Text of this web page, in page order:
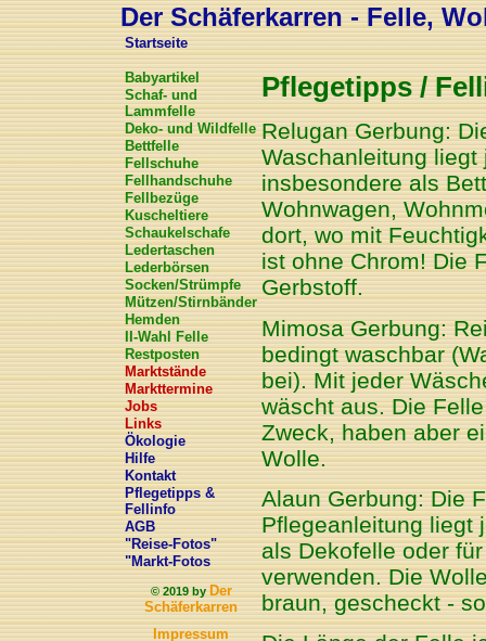
Der Schäferkarren - Felle,
Startseite
Babyartikel
Schaf- und
Lammfelle
Deko- und Wildfelle
Bettfelle
Fellschuhe
Fellhandschuhe
Fellbezüge
Kuscheltiere
Schaukelschafe
Ledertaschen
Lederbörsen
Socken/Strümpfe
Mützen/Stirnbänder
Hemden
II-Wahl Felle
Restposten
Marktstände
Markttermine
Jobs
Links
Ökologie
Hilfe
Kontakt
Pflegetipps &
Fellinfo
AGB
"Reise-Fotos"
"Markt-Fotos
© 2019 byDer
Schäferkarren
Impressum
Pflegetipps /
Relugan Gerbung:
Waschanleitung
insbesondere als
Wohnwagen,
dort, wo mit
ist ohne Chrom! Die
Gerbstoff.
Mimosa Gerbung:
bedingt waschbar
bei). Mit jeder
wäscht aus. Die
Zweck, haben aber
Wolle.
Alaun Gerbung: Die
Pflegeanleitung liegt
als Dekofelle oder
verwenden. Die
braun, gescheckt -